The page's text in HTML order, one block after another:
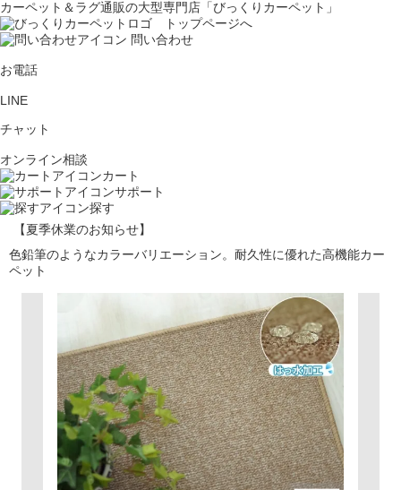
カーペット＆ラグ通販の大型専門店「びっくりカーペット」
問い合わせ
お電話
LINE
チャット
オンライン相談
カート
サポート
探す
【夏季休業のお知らせ】
色鉛筆のようなカラーバリエーション。耐久性に優れた高機能カー
ペット